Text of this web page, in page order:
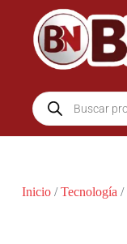
Inicio/Tecnología /